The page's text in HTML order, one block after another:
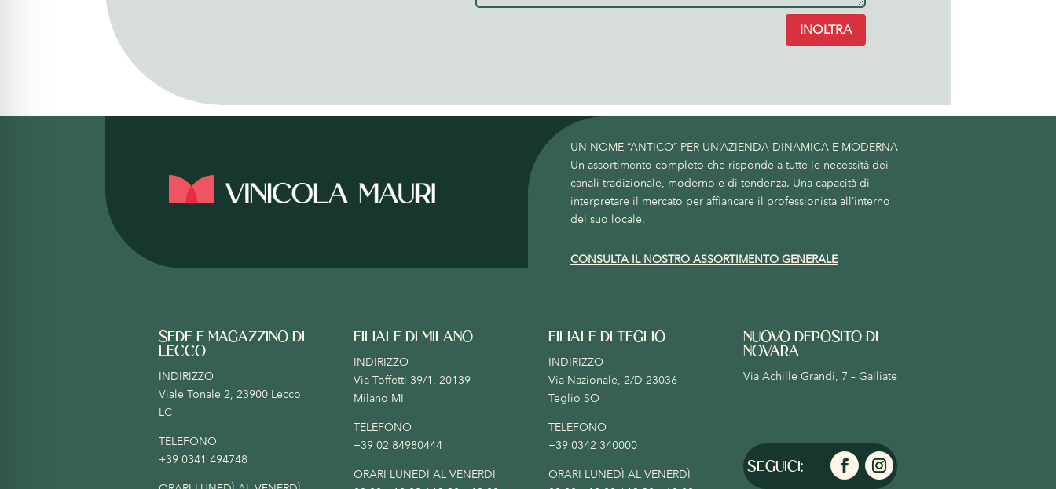
INOLTRA
UN NOME “ANTICO” PER UN’AZIENDA DINAMICA E MODERNA
Un assortimento completo che risponde a tutte le necessità dei
canali tradizionale, moderno e di tendenza. Una capacità di
interpretare il mercato per affiancare il professionista all’interno
del suo locale.
CONSULTA IL NOSTRO ASSORTIMENTO GENERALE
SEDE E MAGAZZINO DI
LECCO
INDIRIZZO
Viale Tonale 2, 23900 Lecco
LC
TELEFONO
+39 0341 494748
FILIALE DI MILANO
INDIRIZZO
Via Toffetti 39/1, 20139
Milano MI
TELEFONO
+39 02 84980444
ORARI LUNEDÌ AL VENERDÌ
FILIALE DI TEGLIO
INDIRIZZO
Via Nazionale, 2/D 23036
Teglio SO
TELEFONO
+39 0342 340000
ORARI LUNEDÌ AL VENERDÌ
NUOVO DEPOSITO DI
NOVARA
Via Achille Grandi, 7 – Galliate